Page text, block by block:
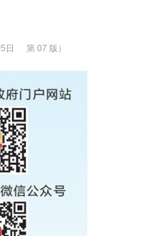
日 第 07 版）